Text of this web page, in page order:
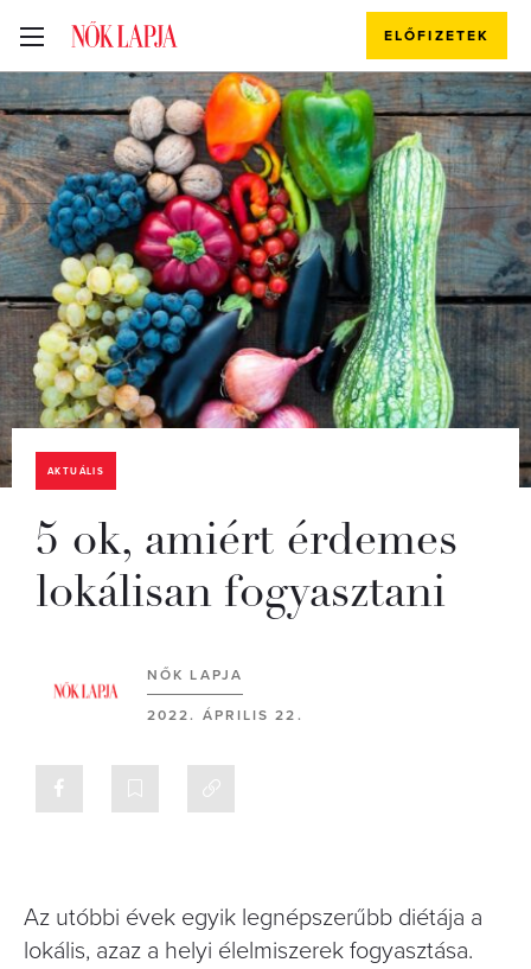
ELŐFIZETEK
AKTUÁLIS
5 ok, amiért érdemes
lokálisan fogyasztani
NŐK LAPJA
2022. ÁPRILIS 22.
Az utóbbi évek egyik legnépszerűbb diétája a
lokális, azaz a helyi élelmiszerek fogyasztása.